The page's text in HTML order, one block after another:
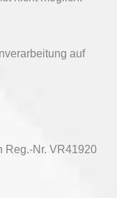
auf
Reg.-Nr. VR41920